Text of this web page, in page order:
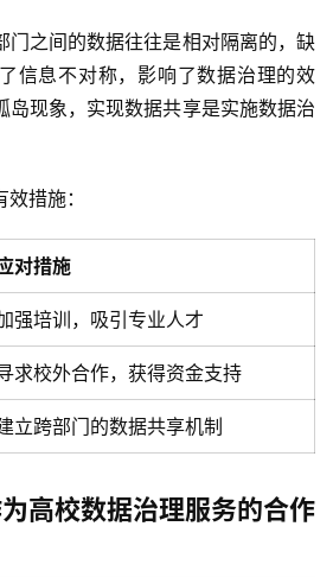
门之间的数据往往是相对隔离的，缺
信息不对称，影响了数据治理的效
岛现象，实现数据共享是实施数据治
措施：
对措施
强培训，吸引专业人才
求校外合作，获得资金支持
立跨部门的数据共享机制
高校数据治理服务的合作